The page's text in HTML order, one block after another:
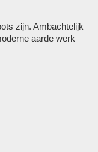
zijn. Ambachtelijk
aarde werk